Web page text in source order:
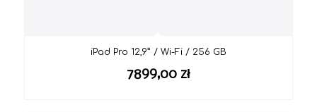
iPad Pro 12,9” / Wi-Fi / 256 GB
7899,00 zł